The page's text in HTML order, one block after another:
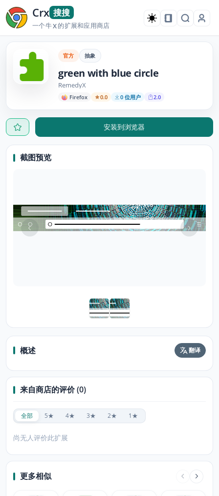
Crx 搜搜
一个牛X的扩展和应用商店
官方 抽象
green with blue circle
RemedyX
Firefox 0.0 0 位用户 2.0
安装到浏览器
截图预览
概述 翻译
来自商店的评价 (0)
全部 5★ 4★ 3★ 2★ 1★
尚无人评价此扩展
更多相似